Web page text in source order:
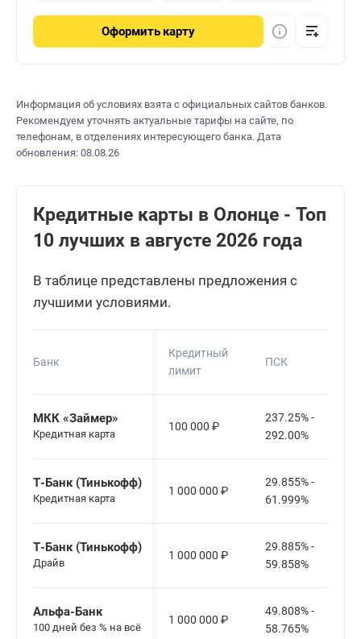
Оформить карту
Информация об условиях взята с официальных сайтов банков.
Рекомендуем уточнять актуальные тарифы на сайте, по
телефонам, в отделениях интересующего банка. Дата
обновления: 08.08.26
Кредитные карты в Олонце - Топ
10 лучших в августе 2026 года
В таблице представлены предложения с
лучшими условиями.
Банк
Кредитный
лимит
ПСК
МКК «Займер»
Кредитная карта
100 000 ₽
237.25% -
292.00%
Т-Банк (Тинькофф)
Кредитная карта
1 000 000 ₽
29.855% -
61.999%
Т-Банк (Тинькофф)
Драйв
1 000 000 ₽
29.885% -
59.858%
Альфа-Банк
100 дней без % на всё
1 000 000 ₽
49.808% -
58.765%